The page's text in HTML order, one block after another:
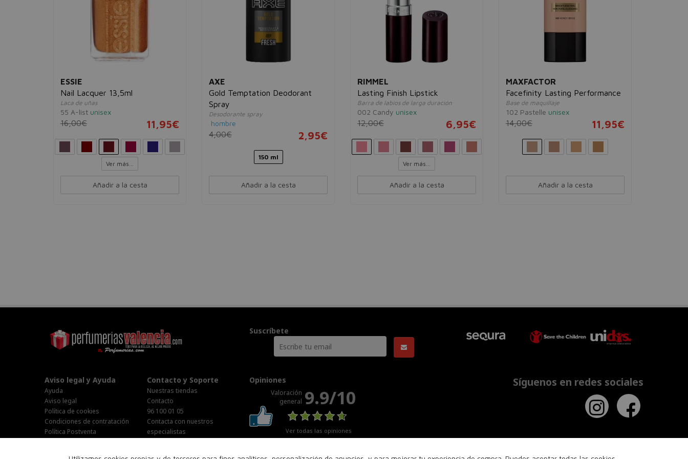
ESSIE
Nail Lacquer 13,5ml
Laca de uñas
55 A-list unisex
16,00€ 11,95€
Ver más...
Añadir a la cesta
AXE
Gold Temptation Deodorant
Spray
Desodorante spray
hombre
4,00€ 2,95€
150 ml
Añadir a la cesta
RIMMEL
Lasting Finish Lipstick
Barra de labios de larga duración
002 Candy unisex
12,00€ 6,95€
Ver más...
Añadir a la cesta
MAXFACTOR
Facefinity Lasting Performance
Base de maquillaje
102 Pastelle unisex
14,00€ 11,95€
Añadir a la cesta
Suscríbete
Aviso legal y Ayuda
Ayuda
Aviso legal
Política de cookies
Condiciones de contratación
Política Postventa
Contacto y Soporte
Nuestras tiendas
Contacto
96 100 01 05
Contacta con nuestros
especialistas
Opiniones
Valoración
general 9.9/10
Ver todas las opiniones
Síguenos en redes sociales